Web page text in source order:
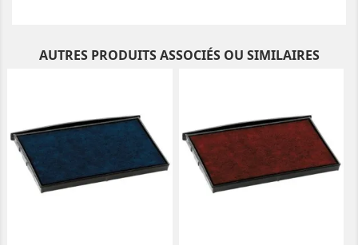
AUTRES PRODUITS ASSOCIÉS OU SIMILAIRES